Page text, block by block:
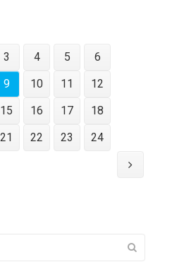
3 4 5
6
9 10 11
12
15 16 17
18
21 22 23
24